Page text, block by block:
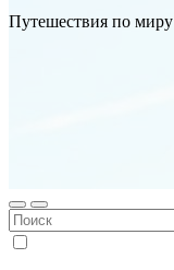
Путешествия по миру